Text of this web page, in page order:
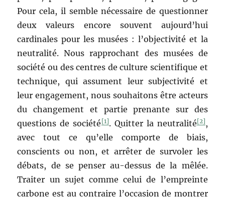
Pour cela, il semble nécessaire de questionner
deux valeurs encore souvent aujourd’hui
cardinales pour les musées : l’objectivité et la
neutralité. Nous rapprochant des musées de
société ou des centres de culture scientifique et
technique, qui assument leur subjectivité et
leur engagement, nous souhaitons être acteurs
du changement et partie prenante sur des
questions de société [1]. Quitter la neutralité[2],
avec tout ce qu’elle comporte de biais,
conscients ou non, et arrêter de survoler les
débats, de se penser au-dessus de la mêlée.
Traiter un sujet comme celui de l’empreinte
carbone est au contraire l’occasion de montrer